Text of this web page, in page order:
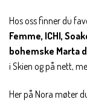
Hos oss finner du
Femme, ICHI,
bohemske Marta
i Skien og på nett,
Her på Nora møter